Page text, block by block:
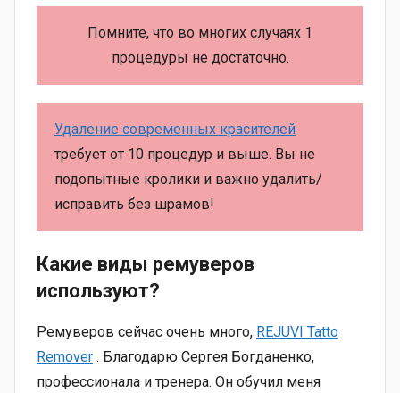
Помните, что во многих случаях 1
процедуры не достаточно.
Удаление современных красителей
требует от 10 процедур и выше. Вы не
подопытные кролики и важно удалить/
исправить без шрамов!
Какие виды ремуверов
используют?
Ремуверов сейчас очень много, REJUVI Tatto
Remover . Благодарю Сергея Богданенко,
профессионала и тренера. Он обучил меня